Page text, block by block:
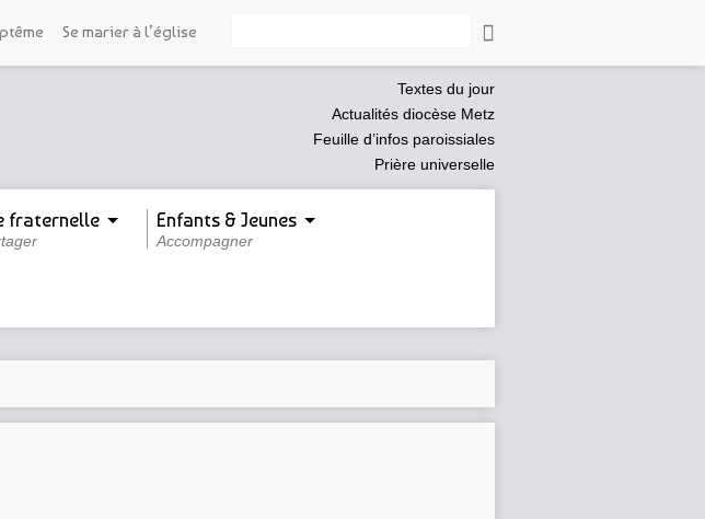
Se marier à l’église
Textes du jour
Actualités diocèse Metz
Feuille d’infos paroissiales
Prière universelle
fraternelle Enfants & Jeunes
Accompagner